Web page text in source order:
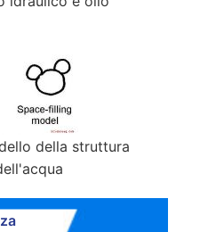
della struttura